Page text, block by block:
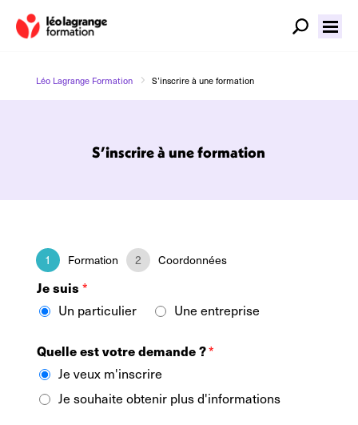
Léo Lagrange Formation 5 S’inscrire à une formation
S’inscrire à une formation
1 Formation 2 Coordonnées
Je suis *
Un particulier
Une entreprise
Quelle est votre demande ?*
Je veux m'inscrire
Je souhaite obtenir plus d'informations